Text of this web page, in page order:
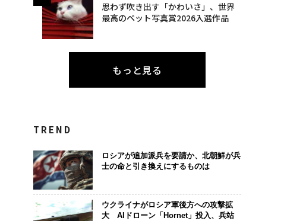
思わず吹き出す「かわいさ」、世界
最高のペット写真賞2026入選作品
もっと見る
TREND
ロシアが追加派兵を要請か、北朝鮮が兵
士の命と引き換えにするものは
ウクライナがロシア軍後方への攻撃拡
大 AIドローン「Hornet」投入、兵站